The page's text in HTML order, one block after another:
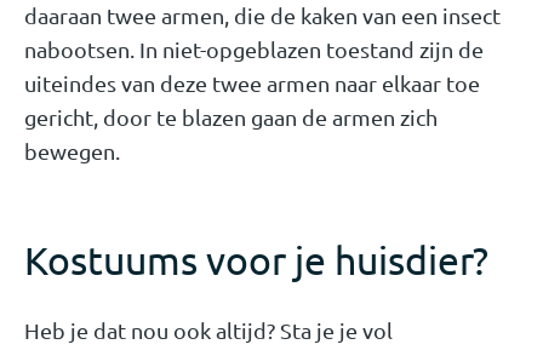
daaraan twee armen, die de kaken van een insect
nabootsen. In niet-opgeblazen toestand zijn de
uiteindes van deze twee armen naar elkaar toe
gericht, door te blazen gaan de armen zich
bewegen.
Kostuums voor je huisdier?
Heb je dat nou ook altijd? Sta je je vol